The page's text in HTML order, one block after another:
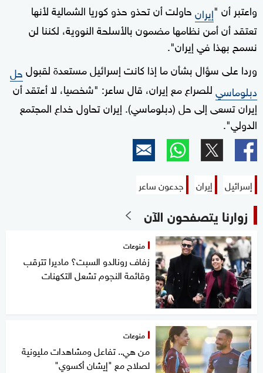
واعتبر أن "إيرانحاولت أن تحذو حذو كوريا الشمالية لأنها
تعتقد أن أمن نظامها مضمون بالأسلحة النووية، لكننا لن
نسمح بهذا في إيران".
وردا على سؤال بشأن ما إذا كانت إسرائيل مستعدة لقبولحل
دبلوماسيللصراع مع إيران، قال ساعر: "شخصيا، لا أعتقد أن
إيران تسعى إلى حل (دبلوماسي). إيران تحاول خداع المجتمع
الدولي".
إسرائيل إيران جدعون ساعر
زوارنا يتصفحون الآن
منوعات
زفاف رونالدو السبت؟ ماديرا تترقب
وقائمة النجوم تشعل التكهنات
منوعات
من هي.. تفاعل ومشاهدات مليونية
لصلاح مع "إيشان أكسوي"